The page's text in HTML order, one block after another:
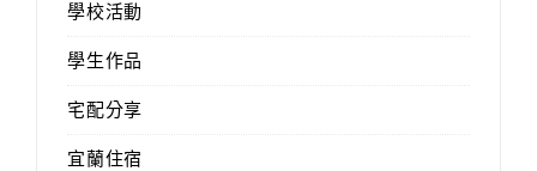
學校活動
學生作品
宅配分享
宜蘭住宿